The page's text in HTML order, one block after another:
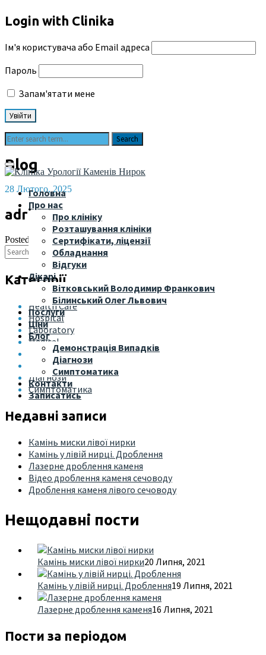
Login with Clinika
Ім'я користувача або Email адреса
Пароль
Запам'ятати мене
Головна
Про нас
Про клініку
Розташування клініки
Сертифікати, ліцензії
Обладнання
Відгуки
Лікарі
Вітковський Володимир Франкович
Білинський Олег Львович
Послуги
Ціни
Блог
Демонстрація Випадків
Діагнози
Симптоматика
Контакти
Записатись
Blog
28 Лютого, 2025
adriano
Posted by
Категорії
Health Care
Hospital
Laboratory
Medical
Без рубрики
Демонстрація Випадків
Діагнози
Симптоматика
Недавні записи
Камінь миски лівої нирки
Камінь у лівій нирці. Дроблення
Лазерне дроблення каменя
Відео дроблення каменя сечоводу
Дроблення каменя лівого сечоводу
Нещодавні пости
Камінь миски лівої нирки20 Липня, 2021
Камінь у лівій нирці. Дроблення19 Липня, 2021
Лазерне дроблення каменя16 Липня, 2021
Пости за періодом